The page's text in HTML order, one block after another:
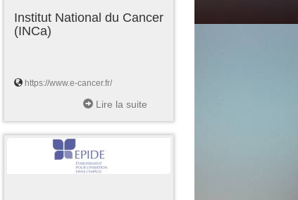
Institut National du Cancer
(INCa)
https://www.e-cancer.fr/
Lire la suite